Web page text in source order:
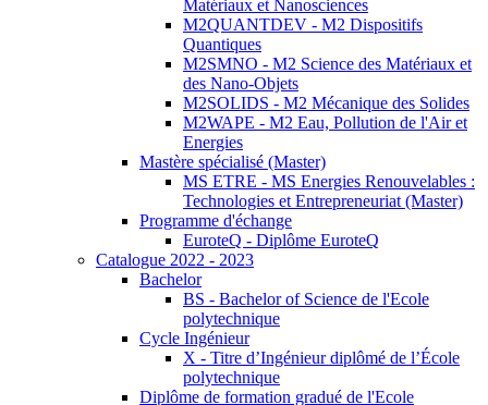
Matériaux et Nanosciences
M2QUANTDEV - M2 Dispositifs
Quantiques
M2SMNO - M2 Science des Matériaux et
des Nano-Objets
M2SOLIDS - M2 Mécanique des Solides
M2WAPE - M2 Eau, Pollution de l'Air et
Energies
Mastère spécialisé (Master)
MS ETRE - MS Energies Renouvelables :
Technologies et Entrepreneuriat (Master)
Programme d'échange
EuroteQ - Diplôme EuroteQ
Catalogue 2022 - 2023
Bachelor
BS - Bachelor of Science de l'Ecole
polytechnique
Cycle Ingénieur
X - Titre d’Ingénieur diplômé de l’École
polytechnique
Diplôme de formation gradué de l'Ecole